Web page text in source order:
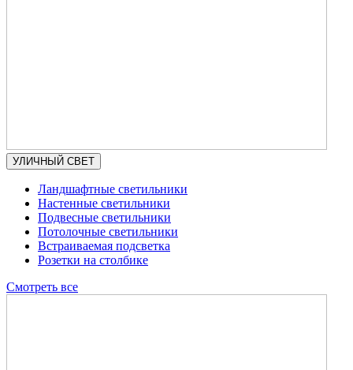
УЛИЧНЫЙ СВЕТ
Ландшафтные светильники
Настенные светильники
Подвесные светильники
Потолочные светильники
Встраиваемая подсветка
Розетки на столбике
Смотреть все